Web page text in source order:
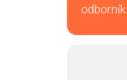
odborník.